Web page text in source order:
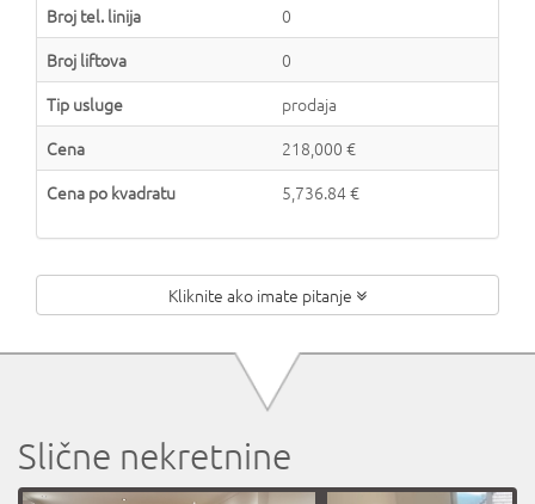
Broj tel. linija
0
Broj liftova
0
Tip usluge
prodaja
Cena
218,000 €
Cena po kvadratu
5,736.84 €
Kliknite ako imate pitanje
Slične nekretnine